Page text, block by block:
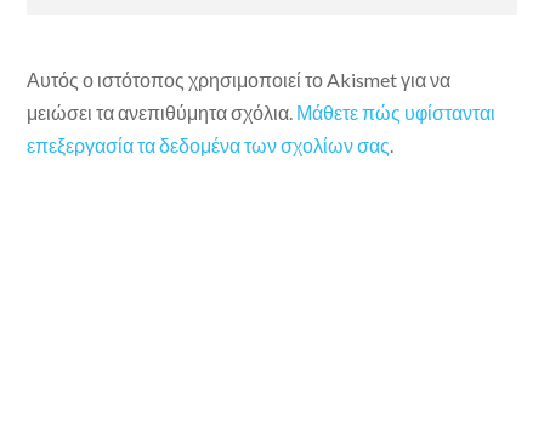
Αυτός ο ιστότοπος χρησιμοποιεί το Akismet για να
μειώσει τα ανεπιθύμητα σχόλια. Μάθετε πώς υφίστανται
επεξεργασία τα δεδομένα των σχολίων σας.